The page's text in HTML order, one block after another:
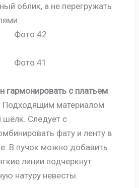
облик, а не перегружать
гармонировать с платьем
Подходящим материалом
шёлк. Следует с
фату и ленту в
В пучок можно добавить
линии подчеркнут
натуру невесты.